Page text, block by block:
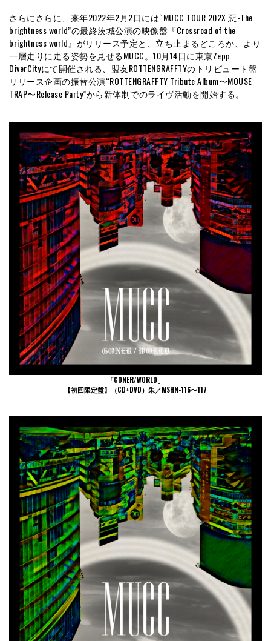
さらにさらに、来年2022年2月2日には“MUCC TOUR 202X 惡-The
brightness world”の最終茨城公演の映像盤『Crossroad of the
brightness world』がリリース予定と、立ち止まるどころか、より
一層走りに走る姿勢を見せるMUCC。10月14日に東京Zepp
DiverCityにて開催される、盟友ROTTENGRAFFTYのトリビュート盤
リリース企画の振替公演“ROTTENGRAFFTY Tribute Album〜MOUSE
TRAP〜Release Party”から新体制でのライヴ活動を開始する。
「GONER/WORLD」
【初回限定盤】（CD+DVD）朱／MSHN-116〜117